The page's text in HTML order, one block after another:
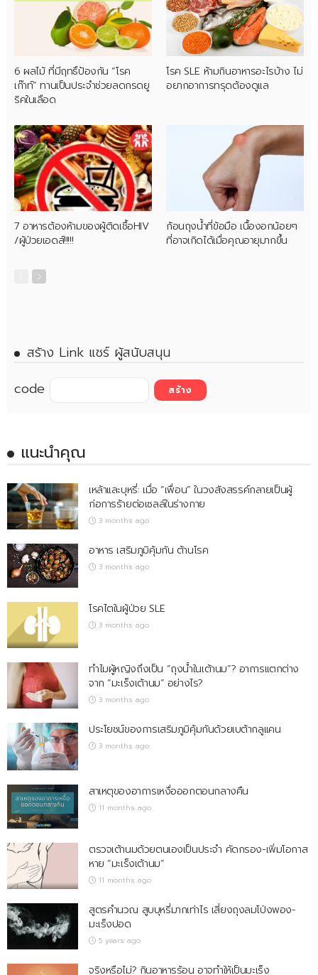
6 ผลไม้ ที่มีฤทธิ์ป้องกัน “โรค
เก๊าท์” ทานเป็นประจำช่วยลดกรดยู
ริคในเลือด
โรค SLE ห้ามกินอาหารอะไรบ้าง ไม่
อยากอาการทรุดต้องดูแล
7 อาหารต้องห้ามของผู้ติดเชื้อHIV
/ผู้ป่วยเอดส์!!!!!
ก้อนถุงน้ำที่ข้อมือ เนื้องอกน้อยๆ
ที่อาจเกิดได้เมื่อคุณอายุมากขึ้น
สร้าง Link แชร์ ผู้สนับสนุน
code
แนะนำคุณ
เหล้าและบุหรี่: เมื่อ “เพื่อน” ในวงสังสรรค์กลายเป็นผู้
ก่อการร้ายต่อเซลล์ในร่างกาย
3 months ago
อาหาร เสริมภูมิคุ้มกัน ต้านโรค
3 months ago
โรคไตในผู้ป่วย SLE
3 months ago
ทำไมผู้หญิงถึงเป็น “ถุงน้ำในเต้านม”? อาการแตกต่าง
จาก “มะเร็งเต้านม” อย่างไร?
3 months ago
ประโยชน์ของการเสริมภูมิคุ้มกันด้วยเบต้ากลูแคน
3 months ago
สาเหตุของอาการเหงื่อออกตอนกลางคืน
11 months ago
ตรวจเต้านมด้วยตนเองเป็นประจำ คัดกรอง-เพิ่มโอกาส
หาย “มะเร็งเต้านม”
11 months ago
สูตรคำนวณ สูบบุหรี่มากเท่าไร เสี่ยงถุงลมโป่งพอง-
มะเร็งปอด
5 years ago
จริงหรือไม่? กินอาหารร้อน อาจทำให้เป็นมะเร็ง